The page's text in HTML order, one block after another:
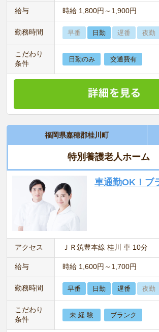
給与 時給 1,800円～1,900円
勤務時間 早番 日勤 遅番 夜勤
こだわり
条件
日勤のみ 交通費有
福岡県嘉穂郡桂川町
特別養護老人ホーム
車通勤OK！ブ
アクセス ＪＲ筑豊本線 桂川 車 10分
給与 時給 1,600円～1,700円
勤務時間 早番 日勤 遅番 夜勤
こだわり
条件
未 経 験 ブランク